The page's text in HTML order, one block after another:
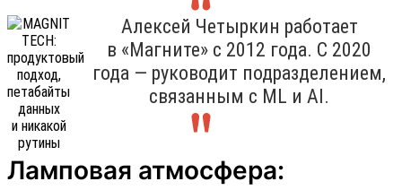
Алексей Четыркин работает
в «Магните» с 2012 года. С 2020
года — руководит подразделением,
связанным с ML и AI.
Ламповая атмосфера: